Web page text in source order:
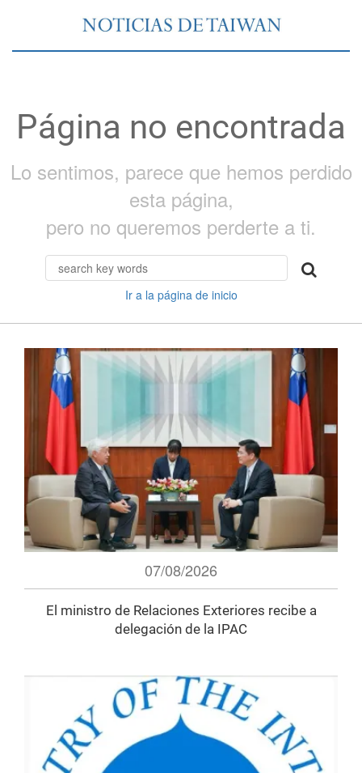
Página no encontrada
Lo sentimos, parece que hemos perdido
esta página,
pero no queremos perderte a ti.
Ir a la página de inicio
07/08/2026
El ministro de Relaciones Exteriores recibe a
delegación de la IPAC